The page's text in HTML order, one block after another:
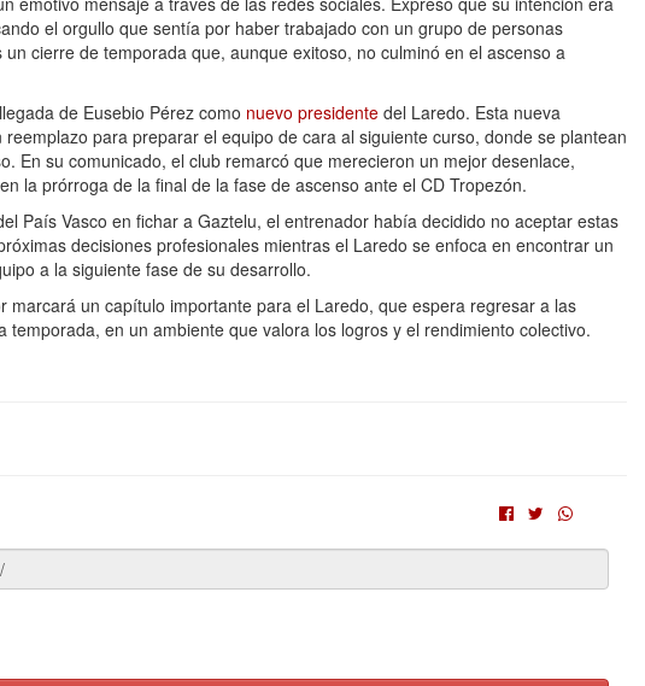
el orgullo que sentía por haber trabajado con un grupo de personas
cierre de temporada que, aunque exitoso, no culminó en el ascenso a
de Eusebio Pérez como nuevo presidente del Laredo. Esta nueva
para preparar el equipo de cara al siguiente curso, donde se plantean
En su comunicado, el club remarcó que merecieron un mejor desenlace,
la prórroga de la final de la fase de ascenso ante el CD Tropezón.
País Vasco en fichar a Gaztelu, el entrenador había decidido no aceptar estas
decisiones profesionales mientras el Laredo se enfoca en encontrar un
a la siguiente fase de su desarrollo.
marcará un capítulo importante para el Laredo, que espera regresar a las
temporada, en un ambiente que valora los logros y el rendimiento colectivo.